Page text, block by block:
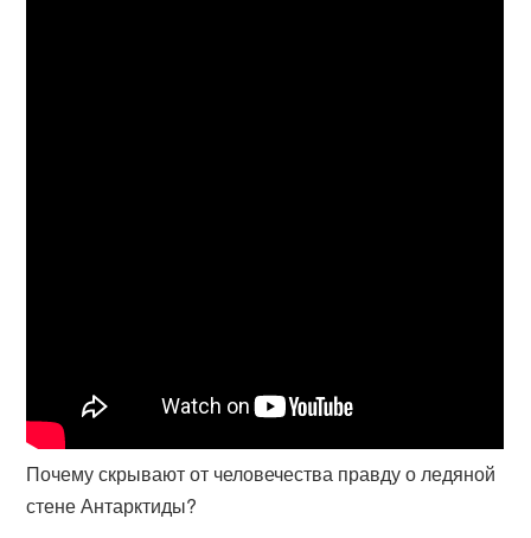
Почему скрывают от человечества правду о ледяной
стене Антарктиды?